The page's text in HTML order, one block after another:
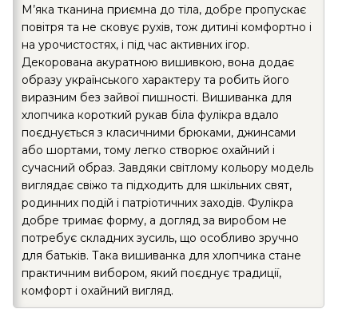
М’яка тканина приємна до тіла, добре пропускає
повітря та не сковує рухів, тож дитині комфортно і
на урочистостях, і під час активних ігор.
Декорована акуратною вишивкою, вона додає
образу українського характеру та робить його
виразним без зайвої пишності. Вишиванка для
хлопчика короткий рукав біла фулікра вдало
поєднується з класичними брюками, джинсами
або шортами, тому легко створює охайний і
сучасний образ. Завдяки світлому кольору модель
виглядає свіжо та підходить для шкільних свят,
родинних подій і патріотичних заходів. Фулікра
добре тримає форму, а догляд за виробом не
потребує складних зусиль, що особливо зручно
для батьків. Така вишиванка для хлопчика стане
практичним вибором, який поєднує традиції,
комфорт і охайний вигляд.